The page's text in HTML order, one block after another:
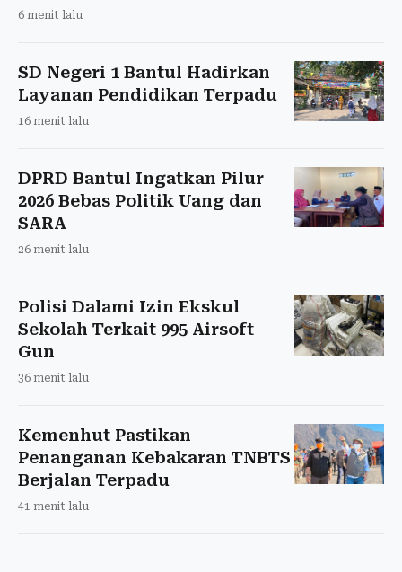
6 menit lalu
SD Negeri 1 Bantul Hadirkan
Layanan Pendidikan Terpadu
16 menit lalu
DPRD Bantul Ingatkan Pilur
2026 Bebas Politik Uang dan
SARA
26 menit lalu
Polisi Dalami Izin Ekskul
Sekolah Terkait 995 Airsoft
Gun
36 menit lalu
Kemenhut Pastikan
Penanganan Kebakaran TNBTS
Berjalan Terpadu
41 menit lalu